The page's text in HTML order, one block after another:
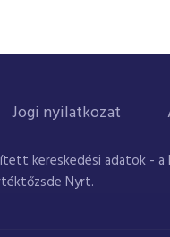
Jogi nyilatkozat
kereskedési adatok - a
Nyrt.